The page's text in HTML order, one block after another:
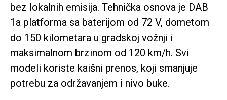
bez lokalnih emisija. Tehnička osnova je DAB
1a platforma sa baterijom od 72 V, dometom
do 150 kilometara u gradskoj vožnji i
maksimalnom brzinom od 120 km/h. Svi
modeli koriste kaišni prenos, koji smanjuje
potrebu za održavanjem i nivo buke.